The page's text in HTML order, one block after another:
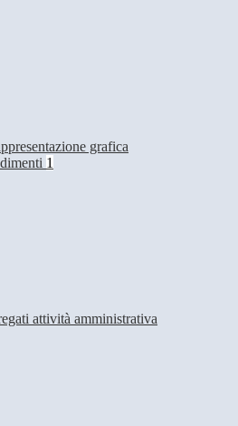
grafica
1
attività amministrativa